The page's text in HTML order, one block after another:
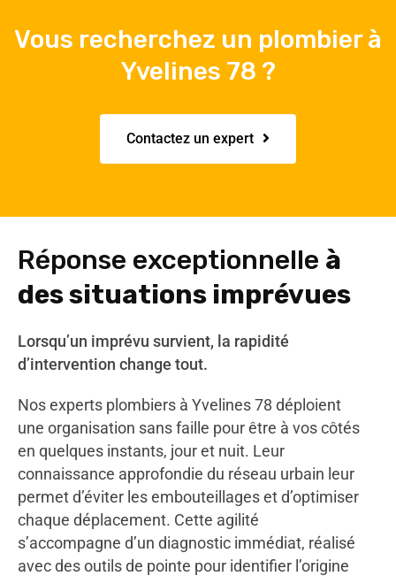
Vous recherchez un plombier à
Yvelines 78 ?
Contactez un expert
Réponse exceptionnelle à
des situations imprévues
Lorsqu’un imprévu survient, la rapidité
d’intervention change tout.
Nos experts plombiers à Yvelines 78 déploient
une organisation sans faille pour être à vos côtés
en quelques instants, jour et nuit. Leur
connaissance approfondie du réseau urbain leur
permet d’éviter les embouteillages et d’optimiser
chaque déplacement. Cette agilité
s’accompagne d’un diagnostic immédiat, réalisé
avec des outils de pointe pour identifier l’origine